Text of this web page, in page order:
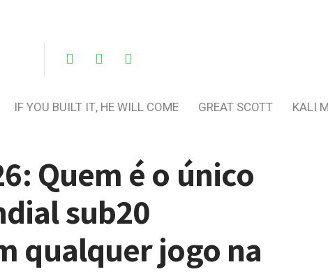
IF YOU BUILT IT, HE WILL COME GREAT SCOTT KALI
Quem é o único
sub20
qualquer jogo na